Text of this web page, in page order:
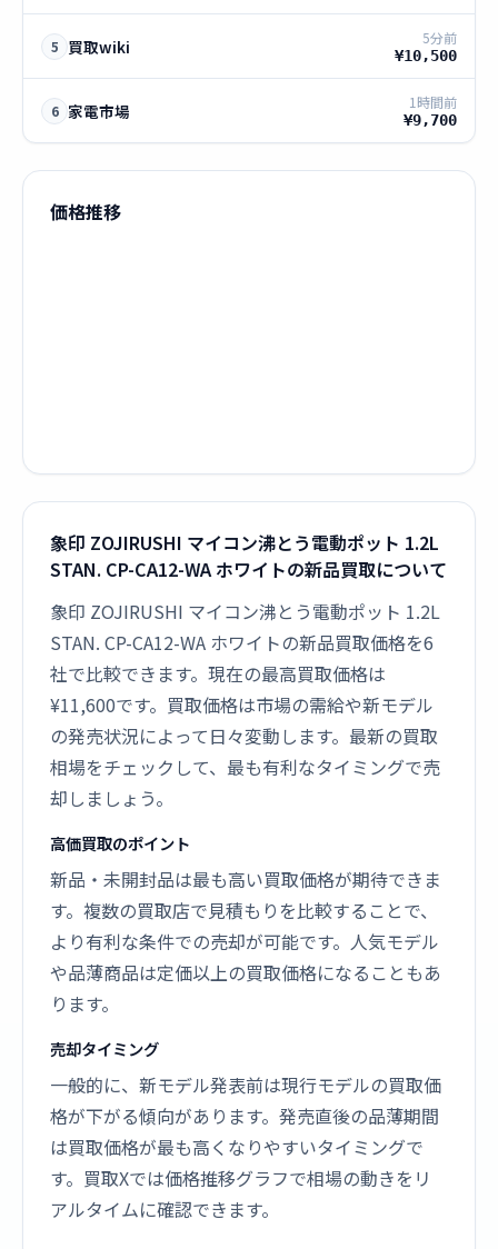
5 買取wiki 5分前
¥10,500
6 家電市場 1時間前
¥9,700
価格推移
象印 ZOJIRUSHI マイコン沸とう電動ポット 1.2L
STAN. CP-CA12-WA ホワイトの新品買取について
象印 ZOJIRUSHI マイコン沸とう電動ポット 1.2L
STAN. CP-CA12-WA ホワイトの新品買取価格を6
社で比較できます。現在の最高買取価格は
¥11,600です。買取価格は市場の需給や新モデル
の発売状況によって日々変動します。最新の買取
相場をチェックして、最も有利なタイミングで売
却しましょう。
高価買取のポイント
新品・未開封品は最も高い買取価格が期待できま
す。複数の買取店で見積もりを比較することで、
より有利な条件での売却が可能です。人気モデル
や品薄商品は定価以上の買取価格になることもあ
ります。
売却タイミング
一般的に、新モデル発表前は現行モデルの買取価
格が下がる傾向があります。発売直後の品薄期間
は買取価格が最も高くなりやすいタイミングで
す。買取Xでは価格推移グラフで相場の動きをリ
アルタイムに確認できます。